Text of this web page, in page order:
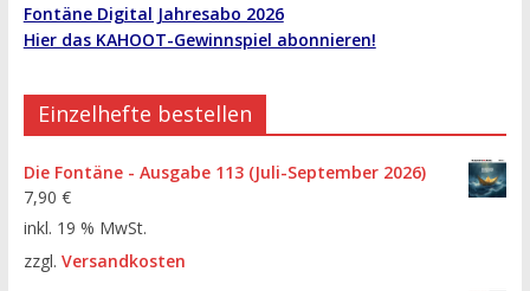
Fontäne Digital Jahresabo 2026
Hier das KAHOOT-Gewinnspiel abonnieren!
Einzelhefte bestellen
Die Fontäne - Ausgabe 113 (Juli-September 2026)
7,90 €
inkl. 19 % MwSt.
zzgl. Versandkosten